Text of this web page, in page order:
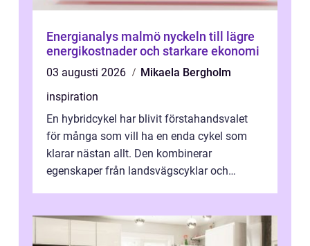
Energianalys malmö nyckeln till lägre
energikostnader och starkare ekonomi
03 augusti 2026
Mikaela Bergholm
inspiration
En hybridcykel har blivit förstahandsvalet
för många som vill ha en enda cykel som
klarar nästan allt. Den kombinerar
egenskaper från landsvägscyklar och